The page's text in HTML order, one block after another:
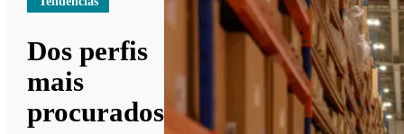
Dos perfis
mais
procurados